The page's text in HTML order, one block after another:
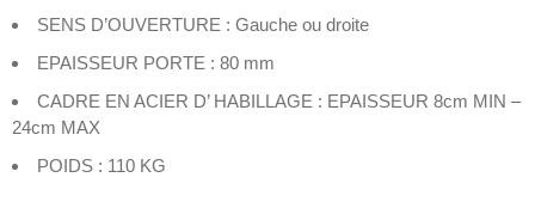
SENS D’OUVERTURE : Gauche ou droite
EPAISSEUR PORTE : 80 mm
CADRE EN ACIER D’ HABILLAGE : EPAISSEUR 8cm MIN –
24cm MAX
POIDS : 110 KG